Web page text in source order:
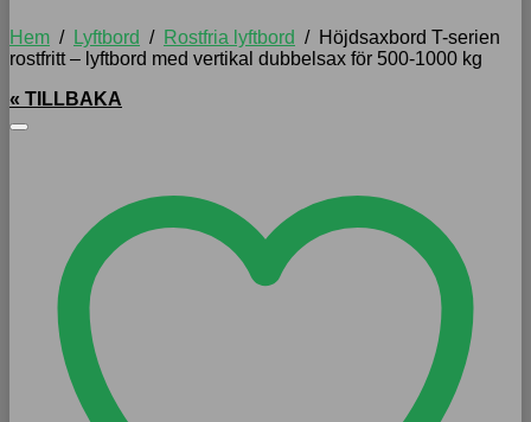
Hem / Lyftbord / Rostfria lyftbord / Höjdsaxbord T-serien
rostfritt – lyftbord med vertikal dubbelsax för 500-1000 kg
« TILLBAKA